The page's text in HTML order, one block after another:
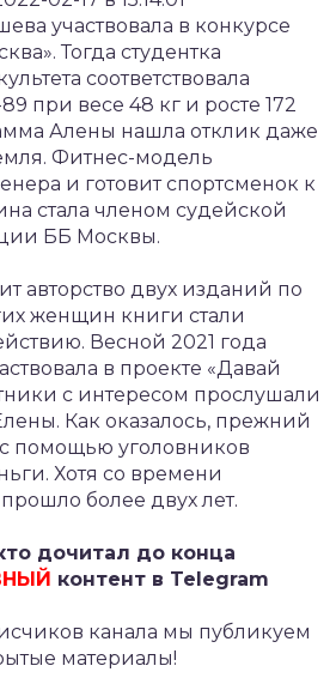
участвовала в конкурсе
Тогда студентка
соответствовала
при весе 48 кг и росте 172
Алены нашла отклик даже
Фитнес-модель
и готовит спортсменок к
стала членом судейской
ББ Москвы.
авторство двух изданий по
женщин книги стали
Весной 2021 года
в проекте «Давай
с интересом прослушали
Как оказалось, прежний
помощью уголовников
Хотя со времени
более двух лет.
дочитал до конца
контент в Telegram
канала мы публикуем
материалы!